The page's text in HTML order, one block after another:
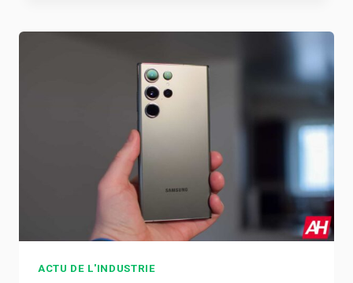
ET
FONCTIONNALITÉS
ACTU DE L'INDUSTRIE